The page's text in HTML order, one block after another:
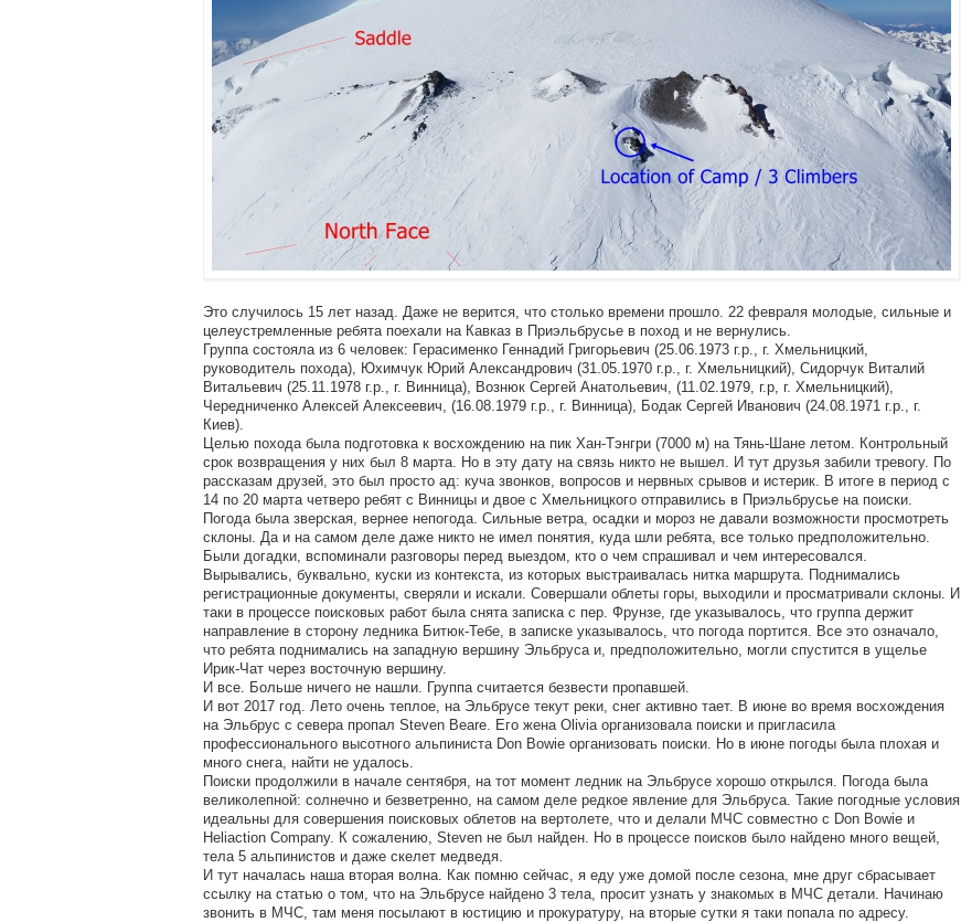
Это случилось 15 лет назад. Даже не верится, что столько времени прошло. 22 февраля молодые, сильные и
целеустремленные ребята поехали на Кавказ в Приэльбрусье в поход и не вернулись.
Группа состояла из 6 человек: Герасименко Геннадий Григорьевич (25.06.1973 г.р., г. Хмельницкий,
руководитель похода), Юхимчук Юрий Александрович (31.05.1970 г.р., г. Хмельницкий), Сидорчук Виталий
Витальевич (25.11.1978 г.р., г. Винница), Вознюк Сергей Анатольевич, (11.02.1979, г.р, г. Хмельницкий),
Чередниченко Алексей Алексеевич, (16.08.1979 г.р., г. Винница), Бодак Сергей Иванович (24.08.1971 г.р., г.
Киев).
Целью похода была подготовка к восхождению на пик Хан-Тэнгри (7000 м) на Тянь-Шане летом. Контрольный
срок возвращения у них был 8 марта. Но в эту дату на связь никто не вышел. И тут друзья забили тревогу. По
рассказам друзей, это был просто ад: куча звонков, вопросов и нервных срывов и истерик. В итоге в период с
14 по 20 марта четверо ребят с Винницы и двое с Хмельницкого отправились в Приэльбрусье на поиски.
Погода была зверская, вернее непогода. Сильные ветра, осадки и мороз не давали возможности просмотреть
склоны. Да и на самом деле даже никто не имел понятия, куда шли ребята, все только предположительно.
Были догадки, вспоминали разговоры перед выездом, кто о чем спрашивал и чем интересовался.
Вырывались, буквально, куски из контекста, из которых выстраивалась нитка маршрута. Поднимались
регистрационные документы, сверяли и искали. Совершали облеты горы, выходили и просматривали склоны. И
таки в процессе поисковых работ была снята записка с пер. Фрунзе, где указывалось, что группа держит
направление в сторону ледника Битюк-Тебе, в записке указывалось, что погода портится. Все это означало,
что ребята поднимались на западную вершину Эльбруса и, предположительно, могли спустится в ущелье
Ирик-Чат через восточную вершину.
И все. Больше ничего не нашли. Группа считается безвести пропавшей.
И вот 2017 год. Лето очень теплое, на Эльбрусе текут реки, снег активно тает. В июне во время восхождения
на Эльбрус с севера пропал Steven Beare. Его жена Olivia организовала поиски и пригласила
профессионального высотного альпиниста Don Bowie организовать поиски. Но в июне погоды была плохая и
много снега, найти не удалось.
Поиски продолжили в начале сентября, на тот момент ледник на Эльбрусе хорошо открылся. Погода была
великолепной: солнечно и безветренно, на самом деле редкое явление для Эльбруса. Такие погодные условия
идеальны для совершения поисковых облетов на вертолете, что и делали МЧС совместно с Don Bowie и
Heliaction Company. К сожалению, Steven не был найден. Но в процессе поисков было найдено много вещей,
тела 5 альпинистов и даже скелет медведя.
И тут началась наша вторая волна. Как помню сейчас, я еду уже домой после сезона, мне друг сбрасывает
ссылку на статью о том, что на Эльбрусе найдено 3 тела, просит узнать у знакомых в МЧС детали. Начинаю
звонить в МЧС, там меня посылают в юстицию и прокуратуру, на вторые сутки я таки попала по адресу.